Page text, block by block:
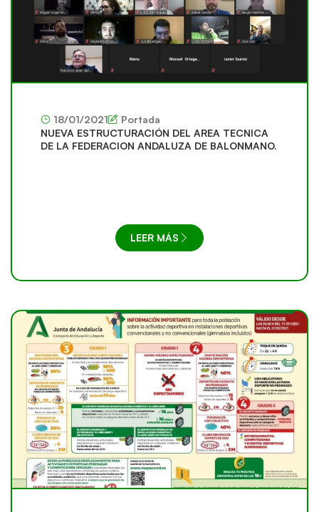
18/01/2021
Portada
NUEVA ESTRUCTURACIÓN DEL AREA TECNICA
DE LA FEDERACION ANDALUZA DE BALONMANO.
LEER MÁS